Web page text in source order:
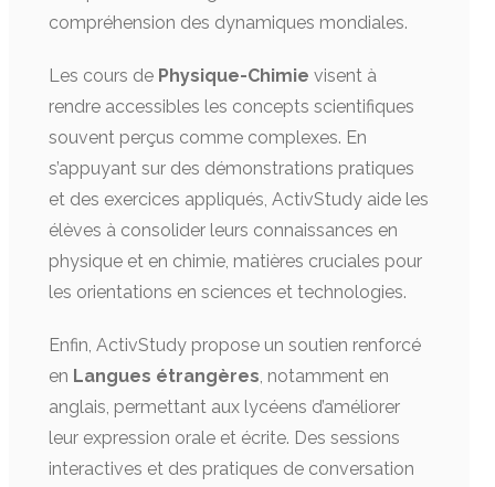
compréhension des dynamiques mondiales.
Les cours de Physique-Chimie visent à
rendre accessibles les concepts scientifiques
souvent perçus comme complexes. En
s’appuyant sur des démonstrations pratiques
et des exercices appliqués, ActivStudy aide les
élèves à consolider leurs connaissances en
physique et en chimie, matières cruciales pour
les orientations en sciences et technologies.
Enfin, ActivStudy propose un soutien renforcé
en Langues étrangères , notamment en
anglais, permettant aux lycéens d’améliorer
leur expression orale et écrite. Des sessions
interactives et des pratiques de conversation